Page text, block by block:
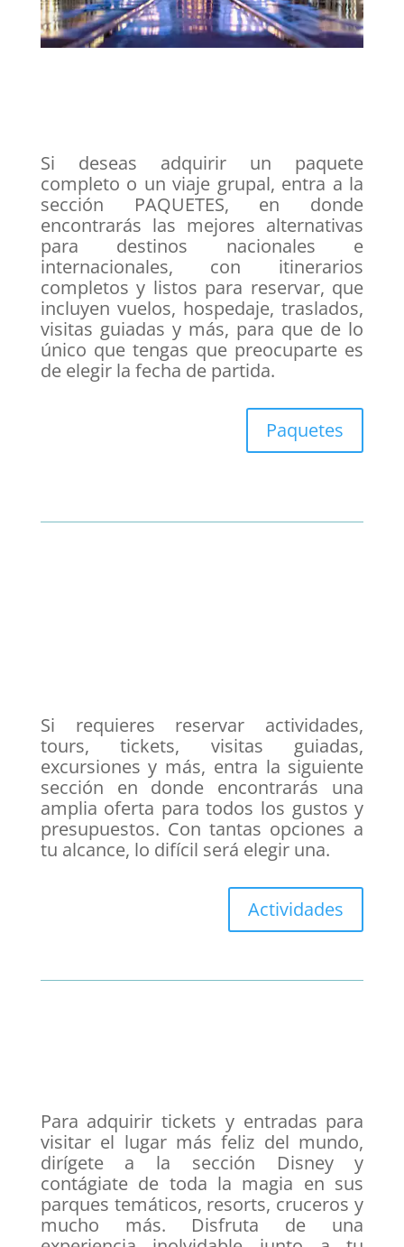
Si deseas adquirir un paquete
completo o un viaje grupal, entra a la
sección PAQUETES, en donde
encontrarás las mejores alternativas
para destinos nacionales e
internacionales, con itinerarios
completos y listos para reservar, que
incluyen vuelos, hospedaje, traslados,
visitas guiadas y más, para que de lo
único que tengas que preocuparte es
de elegir la fecha de partida.
Paquetes
Si requieres reservar actividades,
tours, tickets, visitas guiadas,
excursiones y más, entra la siguiente
sección en donde encontrarás una
amplia oferta para todos los gustos y
presupuestos. Con tantas opciones a
tu alcance, lo difícil será elegir una.
Actividades
Para adquirir tickets y entradas para
visitar el lugar más feliz del mundo,
dirígete a la sección Disney y
contágiate de toda la magia en sus
parques temáticos, resorts, cruceros y
mucho más. Disfruta de una